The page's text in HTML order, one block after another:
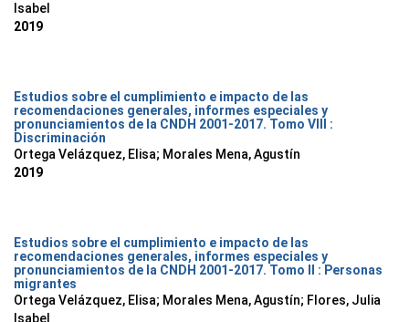
Isabel
2019
Estudios sobre el cumplimiento e impacto de las
recomendaciones generales, informes especiales y
pronunciamientos de la CNDH 2001-2017. Tomo VIII :
Discriminación
Ortega Velázquez, Elisa; Morales Mena, Agustín
2019
Estudios sobre el cumplimiento e impacto de las
recomendaciones generales, informes especiales y
pronunciamientos de la CNDH 2001-2017. Tomo II : Personas
migrantes
Ortega Velázquez, Elisa; Morales Mena, Agustín; Flores, Julia
Isabel